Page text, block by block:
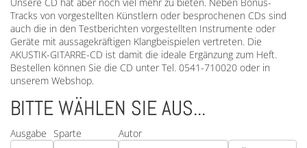
Tracks von vorgestellten Künstlern oder besprochenen CDs sind
auch die in den Testberichten vorgestellten Instrumente oder
Geräte mit aussagekräftigen Klangbeispielen vertreten. Die
AKUSTIK-GITARRE-CD ist damit die ideale Ergänzung zum Heft.
Bestellen können Sie die CD unter Tel. 0541-710020 oder in
unserem Webshop.
BITTE WÄHLEN SIE AUS...
Ausgabe Sparte Autor